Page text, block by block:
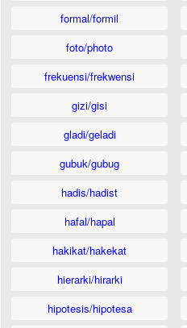
formal/formil
foto/photo
frekuensi/frekwensi
gizi/gisi
gladi/geladi
gubuk/gubug
hadis/hadist
hafal/hapal
hakikat/hakekat
hierarki/hirarki
hipotesis/hipotesa